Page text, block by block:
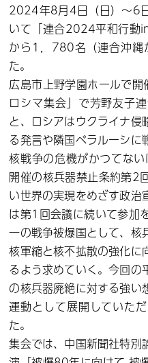
2024年8月4日（日）～6
いて「連合2024平和行動
から1，780名（連合沖縄
た。
広島市上野学園ホールで
ロシマ集会」で芳野友子
と、ロシアはウクライナ
る発言や隣国ベラルーシに
核戦争の危機がかつてな
開催の核兵器禁止条約第2
い世界の実現をめざす政治
は第1回会議に続いて参加
一の戦争被爆国として、核
核軍縮と核不拡散の強化に
るよう求めていく。今回の
の核兵器廃絶に対する強い
運動として展開していた
た。
集会では、中国新聞社特別